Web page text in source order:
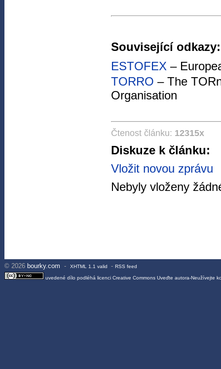
Související odkazy:
ESTOFEX –
TORRO – The
Organisation
Čtenost článku: 12315x
Diskuze k článku:
Vložit novou zprávu
Nebyly vloženy
© 2026 bourky.com - XHTML 1.1 valid - RSS feed
uvedené dílo podléhá licenci Creative Commons Uveďte autora-Neužívejte